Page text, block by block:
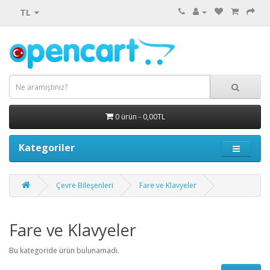
TL
0 ürün - 0,00TL
Kategoriler
Çevre Bileşenleri Fare ve Klavyeler
Fare ve Klavyeler
Bu kategoride ürün bulunamadı.